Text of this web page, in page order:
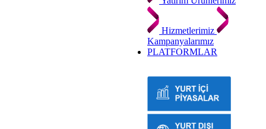
Hizmetlerimiz
Kampanyalarımız
PLATFORMLAR